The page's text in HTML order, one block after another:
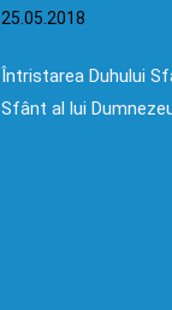
25.05.2018
Întristarea Duhului
Sfânt al lui